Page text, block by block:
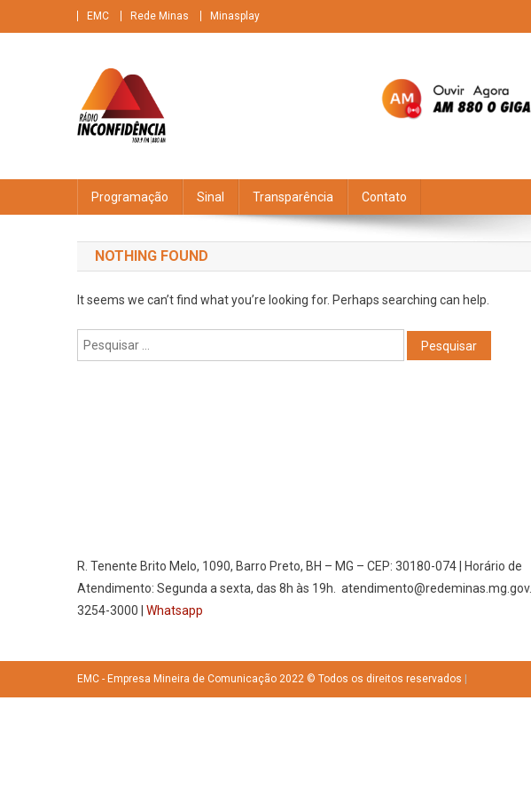
to
EMC Rede Minas Minasplay
Programação Sinal Transparência Contato
NOTHING FOUND
It seems we can’t find what you’re looking for. Perhaps searching can help.
Pesquisar
por:
R. Tenente Brito Melo, 1090, Barro Preto, BH – MG – CEP: 30180-074 | Horário de
Atendimento: Segunda a sexta, das 8h às 19h.
3254-3000 |Whatsapp
EMC - Empresa Mineira de Comunicação 2022 © Todos os direitos reservados